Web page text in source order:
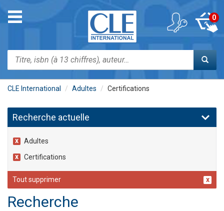
contenu
Toggle
navigation
Rechercher
0
CLE International Adultes Certifications
Recherche actuelle
Adultes
Certifications
Tout supprimer
Recherche